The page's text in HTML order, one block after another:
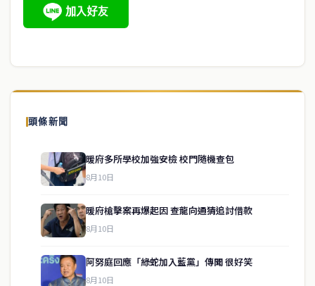
頭條新聞
暖府多所學校加強安檢 校門隨機查包
8月10日
暖府槍擊案再爆起因 查龍向通猜追討借款
8月10日
阿努庭回應「綠蛇加入藍黨」傳聞 很好笑
8月10日